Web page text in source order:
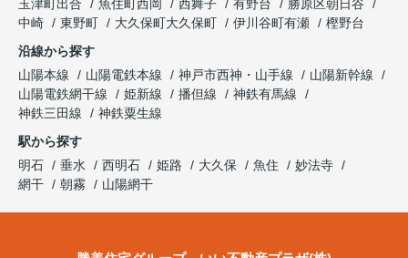
玉津町出合
魚住町西岡 西舞子 有野台
勝原区朝日谷
中崎
東野町 大久保町大久保町 伊川谷町有瀬
樫野台
沿線から探す
山陽本線
山陽電鉄本線 神戸市西神・山手線
山陽新幹線
山陽電鉄網干線
姫新線 播但線
神鉄有馬線
神鉄三田線
神鉄粟生線
駅から探す
明石
垂水 西明石 姫路 大久保 魚住
妙法寺
網干
朝霧 山陽網干